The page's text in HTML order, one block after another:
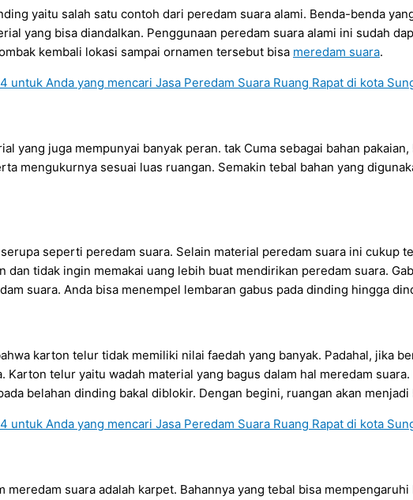
yaitu salah satu contoh dari peredam suara alami. Benda-benda
yang bisa diandalkan. Penggunaan peredam suara alami ini sudah
kembali lokasi sampai ornamen tersebut bisa meredam suara.
yang juga mempunyai banyak peran. tak Cuma sebagai bahan
mengukurnya sesuai luas ruangan. Semakin tebal bahan yang
seperti peredam suara. Selain material peredam suara ini cukup
dan tidak ingin memakai uang lebih buat mendirikan peredam suara.
suara. Anda bisa menempel lembaran gabus pada dinding hingga
karton telur tidak memiliki nilai faedah yang banyak. Padahal, jika
Karton telur yaitu wadah material yang bagus dalam hal meredam
belahan dinding bakal diblokir. Dengan begini, ruangan akan menjadi
meredam suara adalah karpet. Bahannya yang tebal bisa